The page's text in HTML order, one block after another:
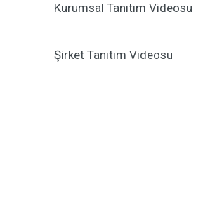
Kurumsal Tanıtım Videosu
Şirket Tanıtım Videosu